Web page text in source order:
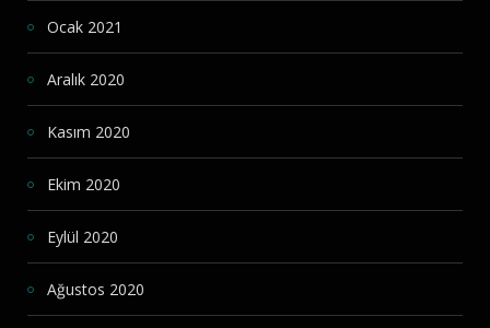
Ocak 2021
Aralık 2020
Kasım 2020
Ekim 2020
Eylül 2020
Ağustos 2020